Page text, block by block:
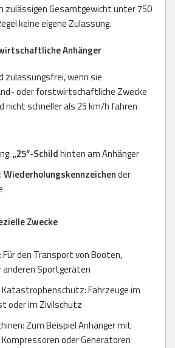
zulässigen Gesamtgewicht unter 750
keine eigene Zulassung.
Anhänger
zulassungsfrei, wenn sie
oder forstwirtschaftliche Zwecke
nicht schneller als 25 km/h fahren
„25“-Schildhinten am Anhänger
Wiederholungskennzeichender
Zwecke
den Transport von Booten,
anderen Sportgeräten
Katastrophenschutz: Fahrzeuge im
oder im Zivilschutz
Zum Beispiel Anhänger mit
oder Generatoren